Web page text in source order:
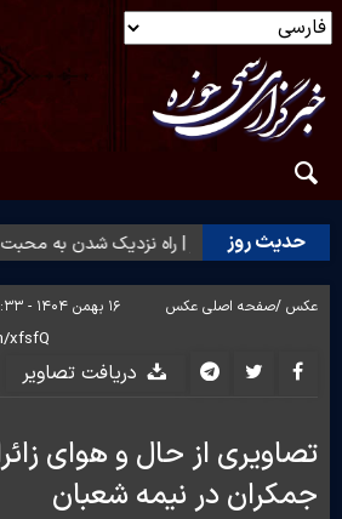
حدیث روز
حدیث روز | راه نزدیک شدن به محبت
عکس /صفحه اصلی عکس ۱۶ بهمن ۱۴۰۴ - ۰۱:۳۳
دریافت تصاویر
تصاویری از حال و هوای
جمکران در نیمه شعبان